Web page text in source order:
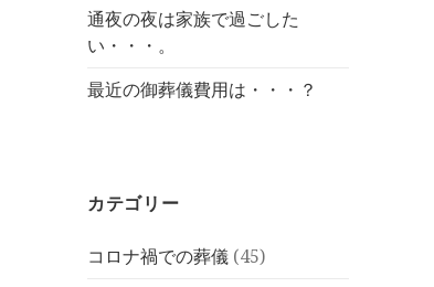
通夜の夜は家族で過ごした
い・・・。
最近の御葬儀費用は・・・？
カテゴリー
コロナ禍での葬儀 (45)